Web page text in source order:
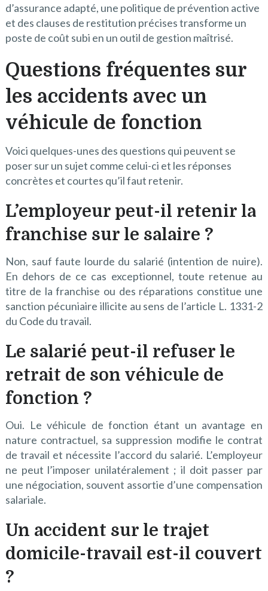
d’assurance adapté, une politique de prévention active
et des clauses de restitution précises transforme un
poste de coût subi en un outil de gestion maîtrisé.
Questions fréquentes sur
les accidents avec un
véhicule de fonction
Voici quelques-unes des questions qui peuvent se
poser sur un sujet comme celui-ci et les réponses
concrètes et courtes qu’il faut retenir.
L’employeur peut-il retenir la
franchise sur le salaire ?
Non, sauf faute lourde du salarié (intention de nuire).
En dehors de ce cas exceptionnel, toute retenue au
titre de la franchise ou des réparations constitue une
sanction pécuniaire illicite au sens de l’article L. 1331-2
du Code du travail.
Le salarié peut-il refuser le
retrait de son véhicule de
fonction ?
Oui. Le véhicule de fonction étant un avantage en
nature contractuel, sa suppression modifie le contrat
de travail et nécessite l’accord du salarié. L’employeur
ne peut l’imposer unilatéralement ; il doit passer par
une négociation, souvent assortie d’une compensation
salariale.
Un accident sur le trajet
domicile-travail est-il couvert
?